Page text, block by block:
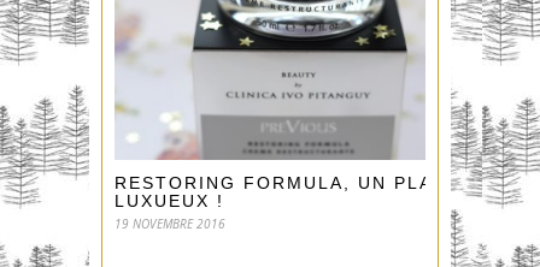
RESTORING FORMULA, UN PLAISIR
LUXUEUX !
19 NOVEMBRE 2016